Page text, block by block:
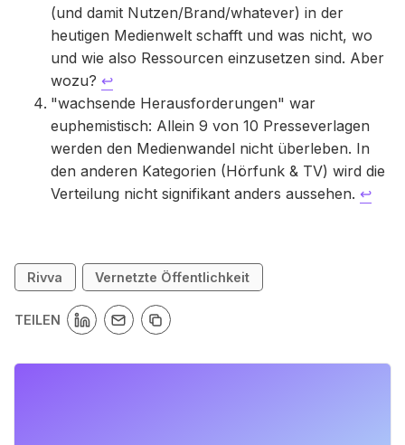
(und damit Nutzen/Brand/whatever) in der
heutigen Medienwelt schafft und was nicht, wo
und wie also Ressourcen einzusetzen sind. Aber
wozu? ↩
"wachsende Herausforderungen" war
euphemistisch: Allein 9 von 10 Presseverlagen
werden den Medienwandel nicht überleben. In
den anderen Kategorien (Hörfunk & TV) wird die
Verteilung nicht signifikant anders aussehen. ↩
Rivva Vernetzte Öffentlichkeit
TEILEN